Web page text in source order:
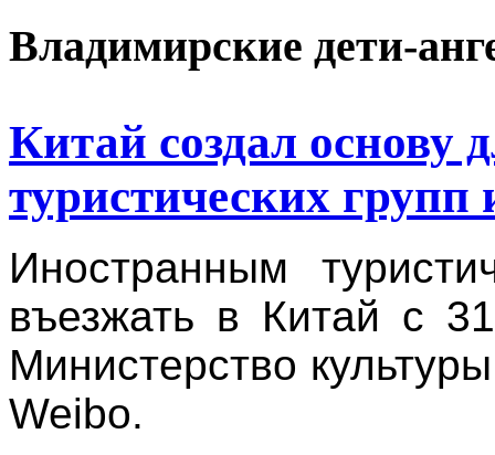
Владимирские дети-
Китай создал основу
туристических групп
Иностранным
въезжать в Китай с
Министерство
Weibo.